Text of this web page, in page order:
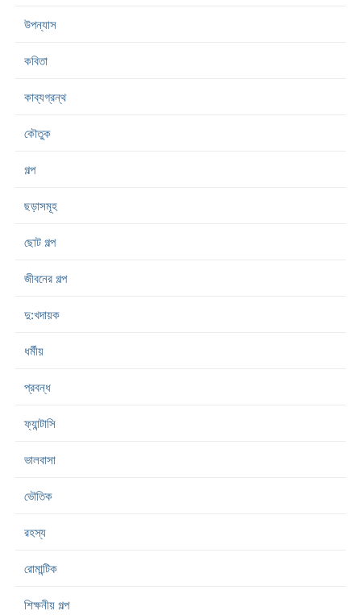
উপন্যাস
কবিতা
কাব্যগ্রন্থ
কৌতুক
গল্প
ছড়াসমূহ
ছোট গল্প
জীবনের গল্প
দু:খদায়ক
ধর্মীয়
প্রবন্ধ
ফ্যান্টাসি
ভালবাসা
ভৌতিক
রহস্য
রোমান্টিক
শিক্ষনীয় গল্প